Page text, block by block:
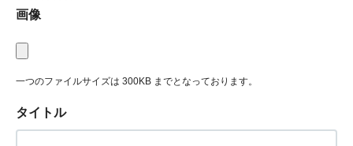
画像
一つのファイルサイズは 300KB までとなっております。
タイトル